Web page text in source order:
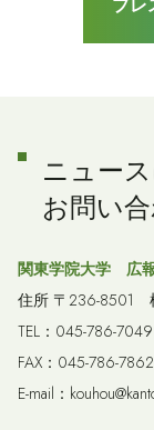
ニュー
お問い
関東学院大学 広
住所 〒236-8501
TEL：045-786-7049
FAX：045-786-7862
E-mail：